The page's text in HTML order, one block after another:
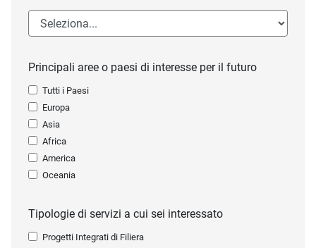
Principali aree o paesi di interesse per il futuro
Tutti i Paesi
Europa
Asia
Africa
America
Oceania
Tipologie di servizi a cui sei interessato
Progetti Integrati di Filiera